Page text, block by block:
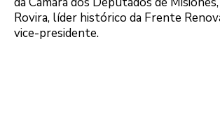
Rovira, líder histórico da Frente
vice-presidente.